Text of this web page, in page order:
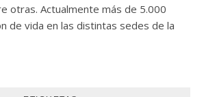
otras. Actualmente más de 5.000
de vida en las distintas sedes de la